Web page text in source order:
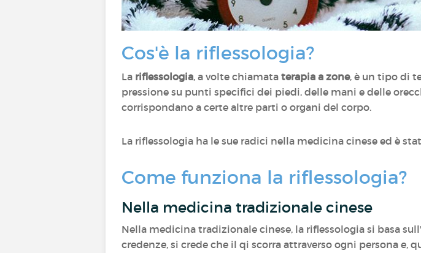
Cos'è la riflessologia?
La riflessologia, a volte chiamata terapia a zone, è un tipo di
pressione su punti specifici dei piedi, delle mani e delle
corrispondano a certe altre parti o organi del corpo.
La riflessologia ha le sue radici nella medicina cinese ed è
Come funziona la riflessologia?
Nella medicina tradizionale cinese
Nella medicina tradizionale cinese, la riflessologia si basa
credenze, si crede che il qi scorra attraverso ogni persona e,